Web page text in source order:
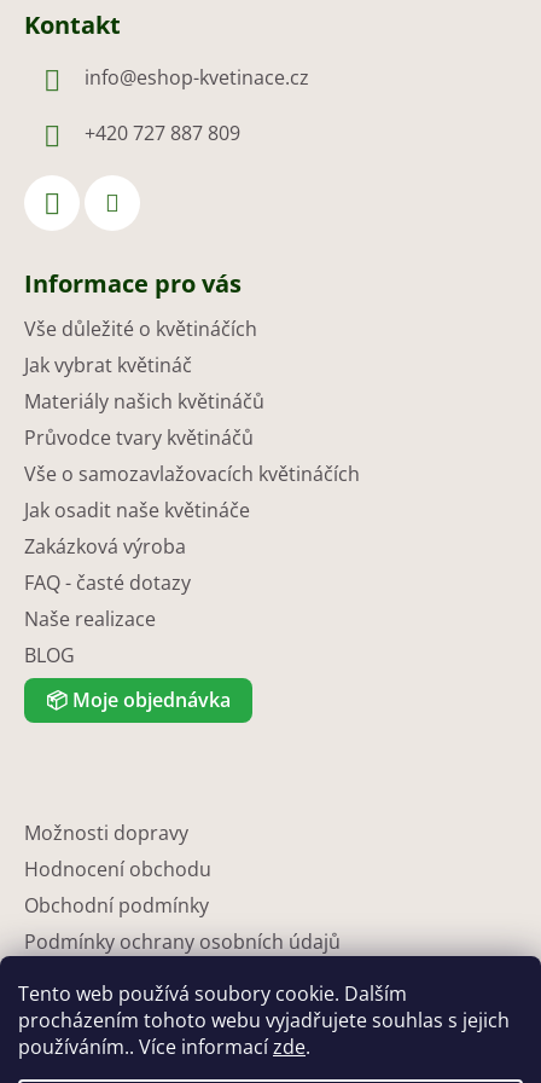
Tento web používá soubory cookie. Dalším
procházením tohoto webu vyjadřujete souhlas s jejich
používáním.. Více informacízde.
Kontakt
info@eshop-kvetinace.cz
+420 727 887 809
Informace pro vás
Vše důležité o květináčích
Jak vybrat květináč
Materiály našich květináčů
Průvodce tvary květináčů
Vše o samozavlažovacích květináčích
Jak osadit naše květináče
Zakázková výroba
FAQ - časté dotazy
Naše realizace
BLOG
📦 Moje objednávka
Možnosti dopravy
Hodnocení obchodu
Obchodní podmínky
Podmínky ochrany osobních údajů
Partneři
Kontakty